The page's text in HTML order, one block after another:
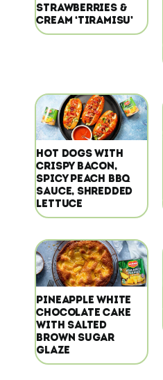
STRAWBERRIES &
CREAM ‘TIRAMISU’
HOT DOGS WITH
CRISPY BACON,
SPICY PEACH BBQ
SAUCE, SHREDDED
LETTUCE
PINEAPPLE WHITE
CHOCOLATE CAKE
WITH SALTED
BROWN SUGAR
GLAZE